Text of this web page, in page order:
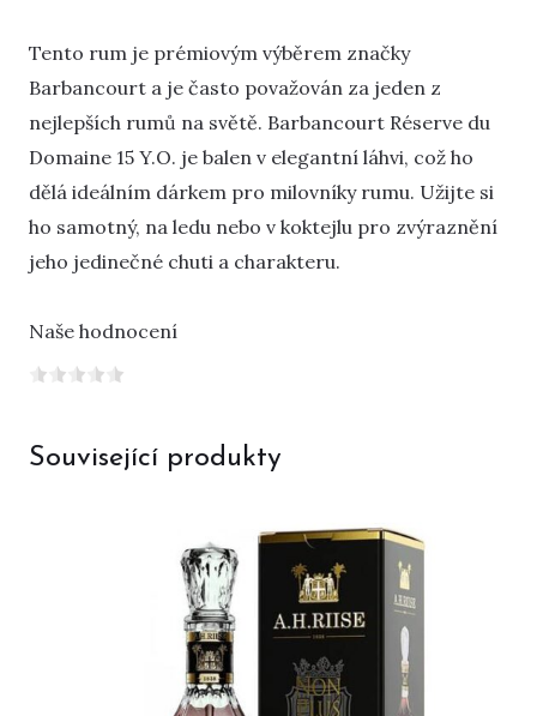
Tento rum je prémiovým výběrem značky
Barbancourt a je často považován za jeden z
nejlepších rumů na světě. Barbancourt Réserve du
Domaine 15 Y.O. je balen v elegantní láhvi, což ho
dělá ideálním dárkem pro milovníky rumu. Užijte si
ho samotný, na ledu nebo v koktejlu pro zvýraznění
jeho jedinečné chuti a charakteru.
Naše hodnocení
Související produkty